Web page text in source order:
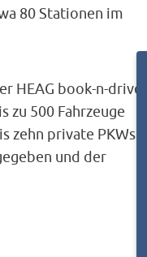
80 Stationen im
HEAG book-n-drive
zu 500 Fahrzeuge
zehn private PKWs
und der